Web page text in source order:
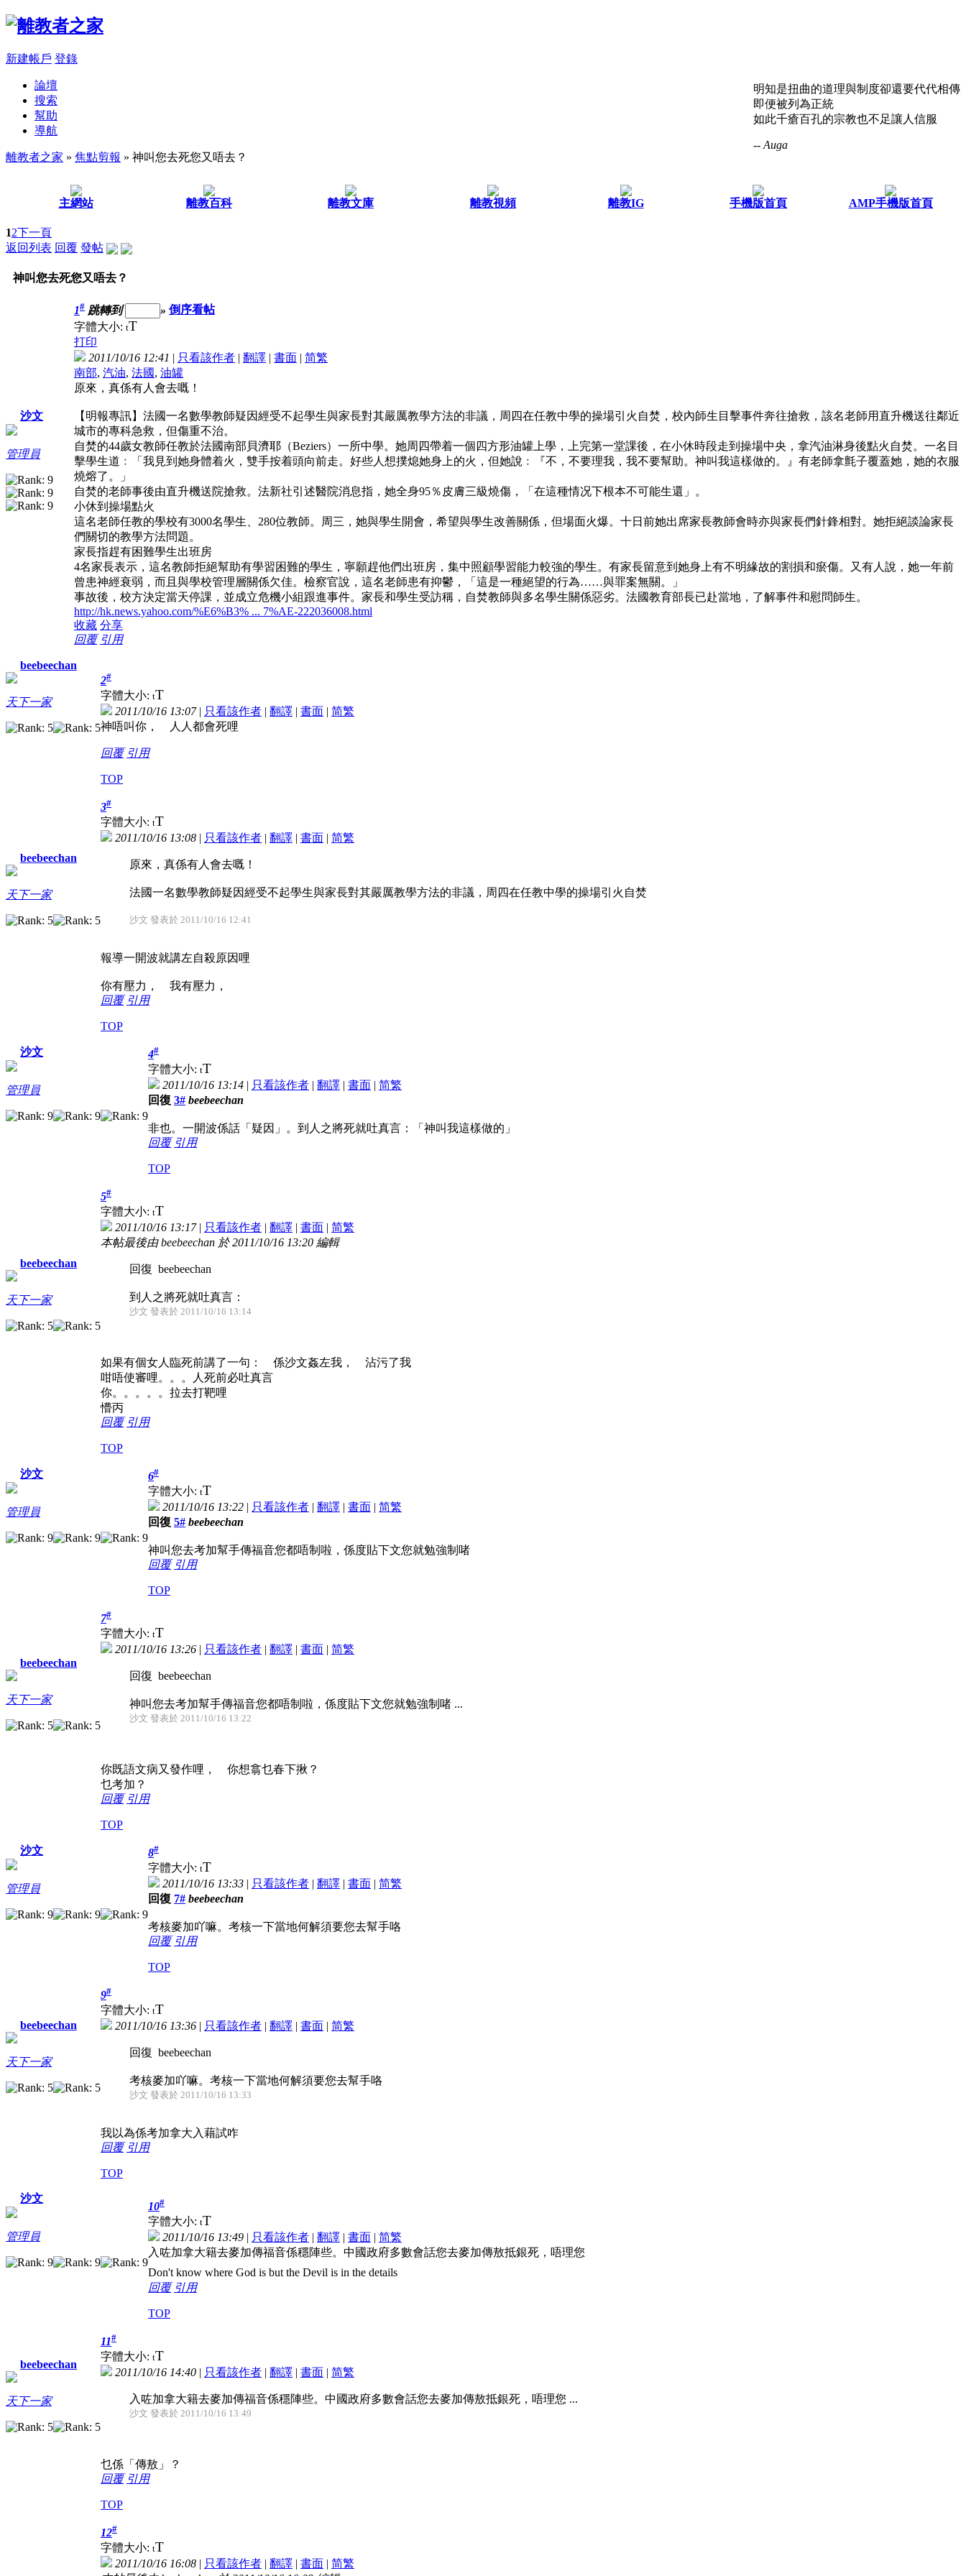
新建帳戶 登錄
明知是扭曲的道理與制度卻還要代代相傳
即便被列為正統
如此千瘡百孔的宗教也不足讓人信服
-- Auga
論壇
搜索
幫助
導航
離教者之家 » 焦點剪報 » 神叫您去死您又唔去？
主網站 離教百科 離教文庫 離教視頻 離教IG 手機版首頁 AMP手機版首頁
12下一頁
返回列表 回覆 發帖
神叫您去死您又唔去？
沙文
管理員
1# 跳轉到 » 倒序看帖
字體大小: tT
打印
2011/10/16 12:41 | 只看該作者 | 翻譯 | 書面 | 简繁
南部, 汽油, 法國, 油罐
原來，真係有人會去嘅！
【明報專訊】法國一名數學教師疑因經受不起學生與家長對其嚴厲教學方法的非議，周四在任教中學的操場引火自焚，校內師生目擊事件奔往搶救，該名老師用直升機送往鄰近
城市的專科急救，但傷重不治。
自焚的44歲女教師任教於法國南部貝濟耶（Beziers）一所中學。她周四帶着一個四方形油罐上學，上完第一堂課後，在小休時段走到操場中央，拿汽油淋身後點火自焚。一名目
擊學生道﹕「我見到她身體着火，雙手按着頭向前走。好些人想撲熄她身上的火，但她說﹕『不，不要理我，我不要幫助。神叫我這樣做的。』有老師拿氈子覆蓋她，她的衣服
燒熔了。」
自焚的老師事後由直升機送院搶救。法新社引述醫院消息指，她全身95％皮膚三級燒傷，「在這種情况下根本不可能生還」。
小休到操場點火
這名老師任教的學校有3000名學生、280位教師。周三，她與學生開會，希望與學生改善關係，但場面火爆。十日前她出席家長教師會時亦與家長們針鋒相對。她拒絕談論家長
們關切的教學方法問題。
家長指趕有困難學生出班房
4名家長表示，這名教師拒絕幫助有學習困難的學生，寧願趕他們出班房，集中照顧學習能力較強的學生。有家長留意到她身上有不明緣故的割損和瘀傷。又有人說，她一年前
曾患神經衰弱，而且與學校管理層關係欠佳。檢察官說，這名老師患有抑鬱，「這是一種絕望的行為……與罪案無關。」
事故後，校方決定當天停課，並成立危機小組跟進事件。家長和學生受訪稱，自焚教師與多名學生關係惡劣。法國教育部長已赴當地，了解事件和慰問師生。
http://hk.news.yahoo.com/%E6%B3% ... 7%AE-222036008.html
收藏 分享
回覆 引用
beebeechan
天下一家
2#
字體大小: tT
2011/10/16 13:07| 只看該作者 | 翻譯 | 書面 | 简繁
神唔叫你， 人人都會死哩
回覆 引用
TOP
beebeechan
天下一家
3#
字體大小: tT
2011/10/16 13:08 | 只看該作者 | 翻譯 | 書面 | 简繁
原來，真係有人會去嘅！
法國一名數學教師疑因經受不起學生與家長對其嚴厲教學方法的非議，周四在任教中學的操場引火自焚
沙文 發表於 2011/10/16 12:41
報導一開波就講左自殺原因哩
你有壓力， 我有壓力，
回覆 引用
TOP
沙文
管理員
4#
字體大小: tT
2011/10/16 13:14 | 只看該作者 | 翻譯 | 書面 | 简繁
回復 3# beebeechan
非也。一開波係話「疑因」。到人之將死就吐真言：「神叫我這樣做的」
回覆 引用
TOP
beebeechan
天下一家
5#
字體大小: tT
2011/10/16 13:17| 只看該作者 | 翻譯 | 書面 | 简繁
本帖最後由 beebeechan 於 2011/10/16 13:20 編輯
回復 beebeechan
到人之將死就吐真言：
沙文 發表於 2011/10/16 13:14
如果有個女人臨死前講了一句： 係沙文姦左我， 沾污了我
咁唔使審哩。。。人死前必吐真言
你。。。。。拉去打靶哩
懵丙
回覆 引用
TOP
沙文
管理員
6#
字體大小: tT
2011/10/16 13:22 | 只看該作者 | 翻譯 | 書面 | 简繁
回復 5# beebeechan
神叫您去考加幫手傳福音您都唔制啦，係度貼下文您就勉強制啫
回覆 引用
TOP
beebeechan
天下一家
7#
字體大小: tT
2011/10/16 13:26 | 只看該作者 | 翻譯 | 書面 | 简繁
回復 beebeechan
神叫您去考加幫手傳福音您都唔制啦，係度貼下文您就勉強制啫 ...
沙文 發表於 2011/10/16 13:22
你既語文病又發作哩， 你想翕乜春下揪？
乜考加？
回覆 引用
TOP
沙文
管理員
8#
字體大小: tT
2011/10/16 13:33 | 只看該作者 | 翻譯 | 書面 | 简繁
回復 7# beebeechan
考核麥加吖嘛。考核一下當地何解須要您去幫手咯
回覆 引用
TOP
beebeechan
天下一家
9#
字體大小: tT
2011/10/16 13:36 | 只看該作者 | 翻譯 | 書面 | 简繁
回復 beebeechan
考核麥加吖嘛。考核一下當地何解須要您去幫手咯
沙文 發表於 2011/10/16 13:33
我以為係考加拿大入藉試咋
回覆 引用
TOP
沙文
管理員
10#
字體大小: tT
2011/10/16 13:49 | 只看該作者 | 翻譯 | 書面 | 简繁
入咗加拿大籍去麥加傳福音係穩陣些。中國政府多數會話您去麥加傳敖抵銀死，唔理您
Don't know where God is but the Devil is in the details
回覆 引用
TOP
beebeechan
天下一家
11#
字體大小: tT
2011/10/16 14:40 | 只看該作者 | 翻譯 | 書面 | 简繁
入咗加拿大籍去麥加傳福音係穩陣些。中國政府多數會話您去麥加傳敖抵銀死，唔理您 ...
沙文 發表於 2011/10/16 13:49
乜係「傳敖」？
回覆 引用
TOP
12#
字體大小: tT
2011/10/16 16:08 | 只看該作者 | 翻譯 | 書面 | 简繁